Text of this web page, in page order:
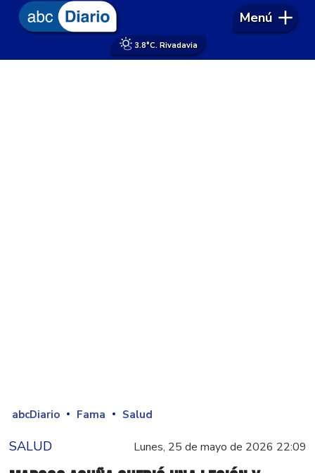
3.8°C. Rivadavia
Menú
abcDiario Fama Salud
SALUD Lunes, 25 de mayo de 2026 22:09